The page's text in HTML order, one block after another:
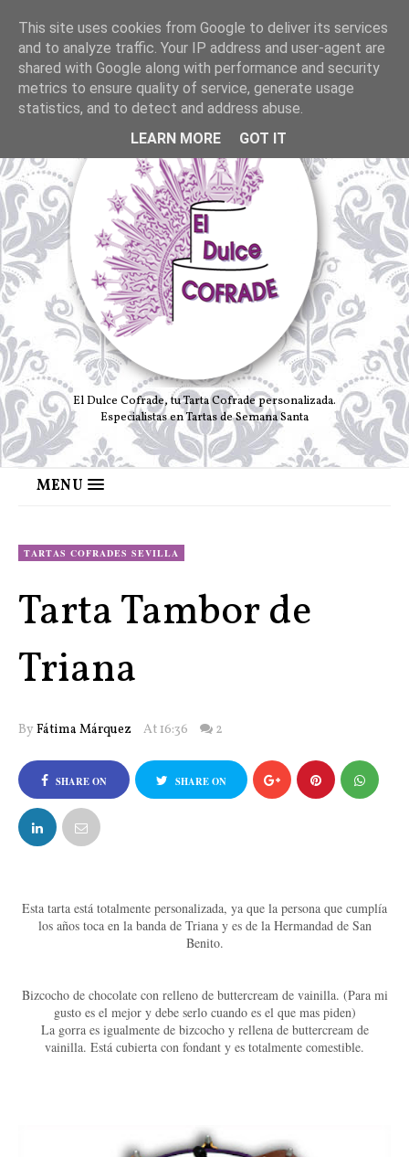
El Dulce Cofrade, tu Tarta Cofrade personalizada.
Especialistas en Tartas de Semana Santa
MENU
TARTAS COFRADES SEVILLA
Tarta Tambor de
Triana
By Fátima Márquez At 16:36 2
SHARE ON
FACEBOOK
SHARE ON
Esta tarta está totalmente personalizada, ya que la persona que cumplía
los años toca en la banda de Triana y es de la Hermandad de San
Benito.
Bizcocho de chocolate con relleno de buttercream de vainilla. (Para mi
gusto es el mejor y debe serlo cuando es el que mas piden)
La gorra es igualmente de bizcocho y rellena de buttercream de
vainilla. Está cubierta con fondant y es totalmente comestible.
This site uses cookies from Google to deliver its services
and to analyze traffic. Your IP address and user-agent are
shared with Google along with performance and security
metrics to ensure quality of service, generate usage
statistics, and to detect and address abuse.
LEARN MORE
GOT IT